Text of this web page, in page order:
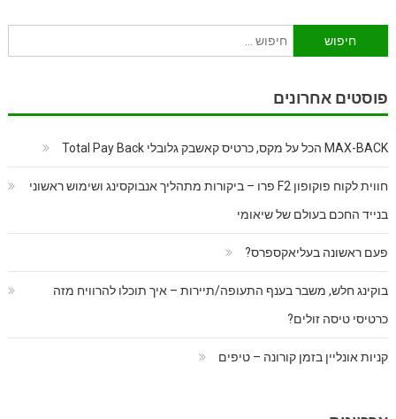
פוסטים אחרונים
MAX-BACK הכל על מקס, כרטיס קאשבק גלובלי Total Pay Back
חווית לקוח פוקופון F2 פרו – ביקורות מתהליך אנבוקסינג ושימוש ראשוני
בנייד החכם בעולם של שיאומי
פעם ראשונה בעליאקספרס?
בוקינג חלש, משבר בענף התעופה/תיירות – איך תוכלו להרוויח מזה
כרטיסי טיסה זולים?
קניות אונליין בזמן קורונה – טיפים